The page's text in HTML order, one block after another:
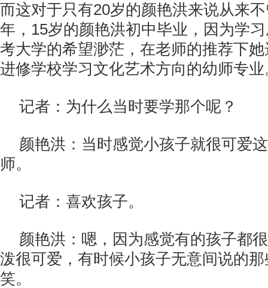
而这对于只有20岁的颜艳洪来说从来
年，15岁的颜艳洪初中毕业，因为学
考大学的希望渺茫，在老师的推荐下
进修学校学习文化艺术方向的幼师专业
记者：为什么当时要学那个呢？
颜艳洪：当时感觉小孩子就很可爱
师。
记者：喜欢孩子。
颜艳洪：嗯，因为感觉有的孩子都
泼很可爱，有时候小孩子无意间说的
笑。